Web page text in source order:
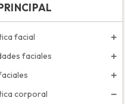
facial
faciales
corporal